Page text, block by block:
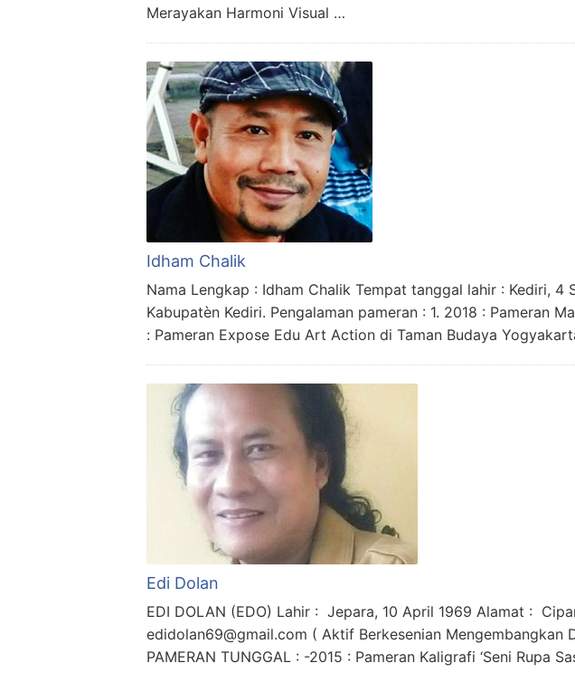
Merayakan Harmoni Visual …
Idham Chalik
Nama Lengkap : Idham Chalik Tempat tanggal lahir : Kediri, 4
Kabupatèn Kediri. Pengalaman pameran : 1. 2018 : Pameran
: Pameran Expose Edu Art Action di Taman Budaya
Edi Dolan
EDI DOLAN (EDO) Lahir : Jepara, 10 April 1969 Alamat :
edidolan69@gmail.com ( Aktif Berkesenian Mengembangkan
PAMERAN TUNGGAL : -2015 : Pameran Kaligrafi ‘Seni Rupa